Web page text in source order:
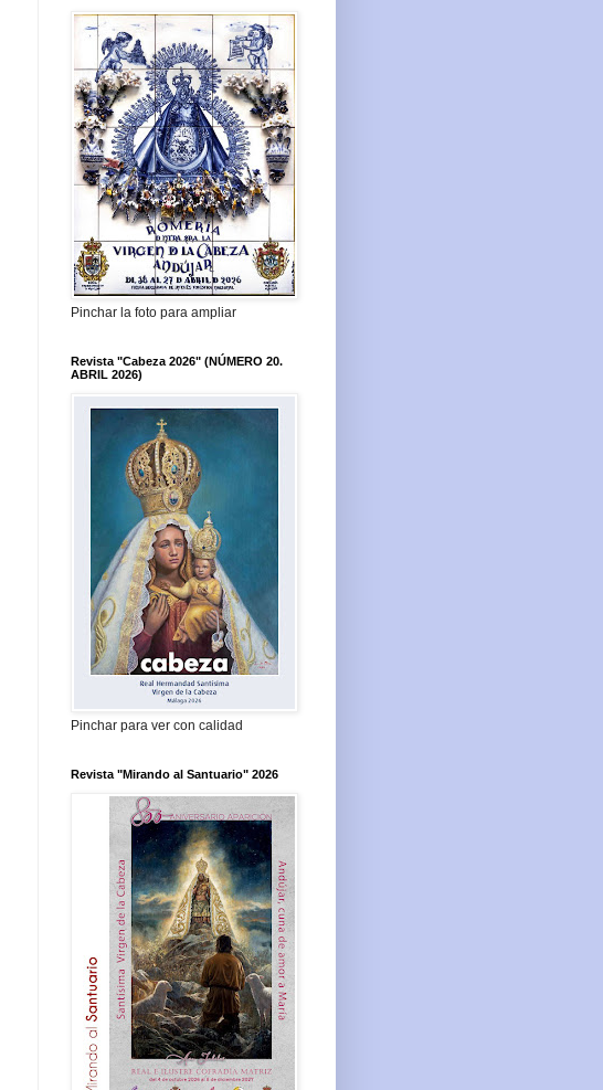
Pinchar la foto para ampliar
Revista "Cabeza 2026" (NÚMERO 20.
ABRIL 2026)
Pinchar para ver con calidad
Revista "Mirando al Santuario" 2026